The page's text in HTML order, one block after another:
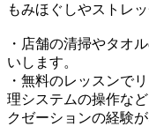
もみほぐしやストレ
・店舗の清掃やタオ
いします。
・無料のレッスンで
理システムの操作な
クゼーションの経験